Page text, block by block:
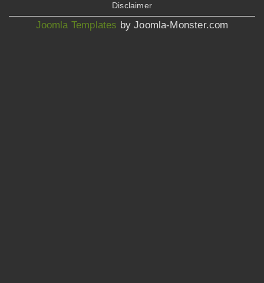
Disclaimer
Joomla Templates by Joomla-Monster.com